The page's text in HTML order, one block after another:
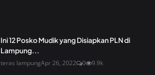
Ini 12 Posko Mudik yang Disiapkan PLN di
Lampung...
teras lampungApr 26, 2022 0 9.9k